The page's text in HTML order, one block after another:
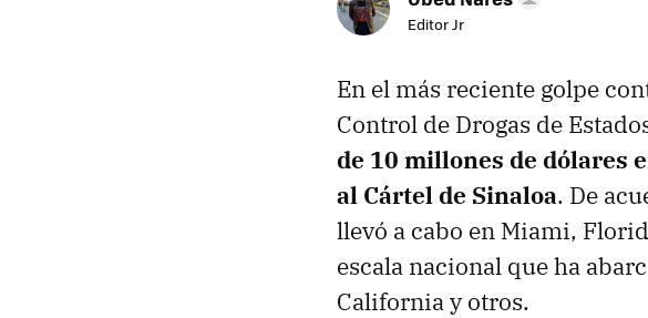
Editor Jr
En el más reciente golpe
Control de Drogas de
de 10 millones de dólares
al Cártel de Sinaloa. De
llevó a cabo en Miami,
escala nacional que ha
California y otros.